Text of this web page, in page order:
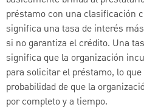
préstamo con una clasificación
significa una tasa de interés
si no garantiza el crédito. Una
significa que la organización
para solicitar el préstamo, lo
probabilidad de que la
por completo y a tiempo.